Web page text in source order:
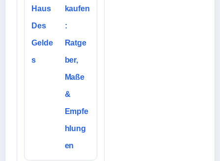
Haus
Des
Gelde
s
kaufen
:
Ratge
ber,
Maße
&
Empfe
hlung
en